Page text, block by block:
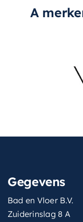
A
Gegevens
Bad en Vloer B.V.
Zuiderinslag 8 A